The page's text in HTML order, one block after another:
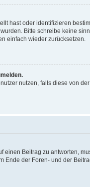
hast oder identifizieren
Bitte schreibe keine
einfach wieder zurücksetzen.
nutzen, falls diese von
Beitrag zu antworten,
der Foren- und der